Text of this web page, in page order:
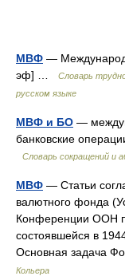
МВФ —
эф] …
Словарь
русском языке
МВФ и БО —
банковские
Словарь сокращений и
МВФ — Статьи
валютного фонда
Конференции ООН
состоявшейся в
Основная задача
Кольера